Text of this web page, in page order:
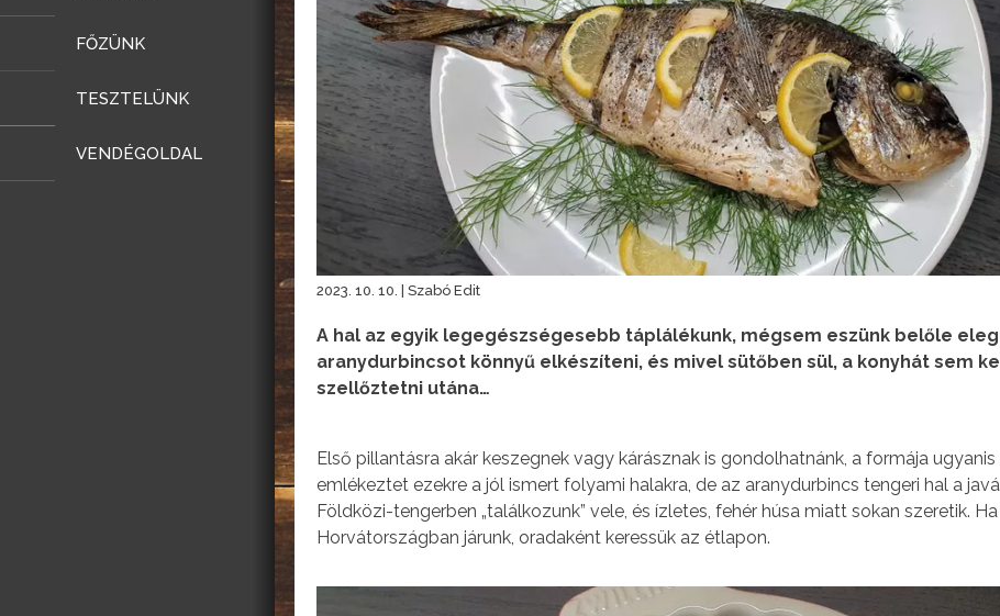
FŐZÜNK
TESZTELÜNK
VENDÉGOLDAL
2023. 10. 10. | Szabó Edit
A hal az egyik legegészségesebb táplálékunk, mégsem eszünk belőle
aranydurbincsot könnyű elkészíteni, és mivel sütőben sül, a konyhát sem
szellőztetni utána…
Első pillantásra akár keszegnek vagy kárásznak is gondolhatnánk, a formája
emlékeztet ezekre a jól ismert folyami halakra, de az aranydurbincs tengeri hal a
Földközi-tengerben „találkozunk” vele, és ízletes, fehér húsa miatt sokan szeretik. Ha
Horvátországban járunk, oradaként keressük az étlapon.